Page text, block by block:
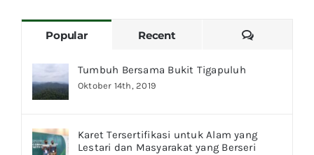
Popular Recent Comments
Tumbuh Bersama Bukit Tigapuluh
Oktober 14th, 2019
Karet Tersertifikasi untuk Alam yang
Lestari dan Masyarakat yang Berseri